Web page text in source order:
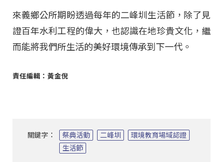
來義鄉公所期盼透過每年的二峰圳生活節，除了見
證百年水利工程的偉大，也認識在地珍貴文化，繼
而能將我們所生活的美好環境傳承到下一代。
責任編輯：黃金倪
關鍵字： 祭典活動 二峰圳
環境教育場域認證
生活節